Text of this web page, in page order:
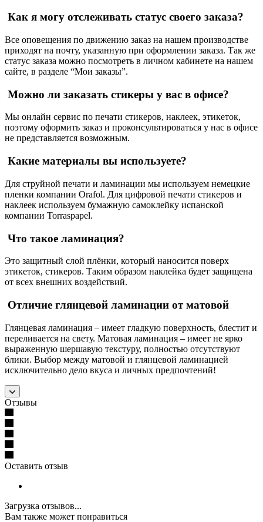
Как я могу отслеживать статус своего заказа?
Все оповещения по движению заказ на нашем производстве
приходят на почту, указанную при оформлении заказа. Так же
статус заказа можно посмотреть в личном кабинете на нашем
сайте, в разделе “Мои заказы”.
Можно ли заказать стикеры у вас в офисе?
Мы онлайн сервис по печати стикеров, наклеек, этикеток,
поэтому оформить заказ и проконсультироваться у нас в офисе
не представляется возможным.
Какие материалы вы используете?
Для струйной печати и ламинации мы используем немецкие
пленки компании Orafol. Для цифровой печати стикеров и
наклеек используем бумажную самоклейку испанской
компании Torraspapel.
Что такое ламинация?
Это защитный слой плёнки, который наносится поверх
этикеток, стикеров. Таким образом наклейка будет защищена
от всех внешних воздействий.
Отличие глянцевой ламинации от матовой
Глянцевая ламинация – имеет гладкую поверхность, блестит и
переливается на свету. Матовая ламинация – имеет не ярко
выраженную шершавую текстуру, полностью отсутствуют
блики. Выбор между матовой и глянцевой ламинацией
исключительно дело вкуса и личных предпочтений!
Отзывы
Оставить отзыв
Загрузка отзывов...
Вам также может понравиться